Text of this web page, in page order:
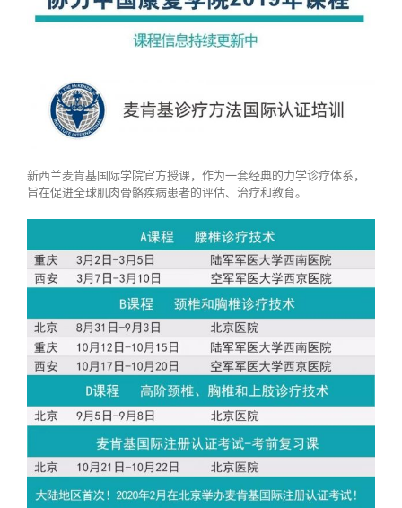
新西兰麦肯基国际学院官方授课，作为一套经典的力学诊疗体系，
旨在促进全球肌肉骨骼疾病患者的评估、治疗和教育。